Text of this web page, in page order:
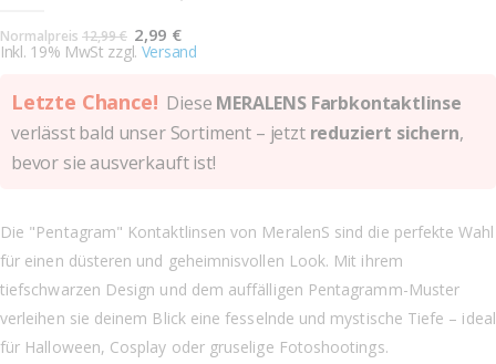
Normalpreis 12,99 € Sonderangebot
2,99 €
Inkl. 19% MwSt zzgl. Versand
Letzte Chance! Diese MERALENS Farbkontaktlinse
verlässt bald unser Sortiment – jetzt reduziert sichern,
bevor sie ausverkauft ist!
Die "Pentagram" Kontaktlinsen von MeralenS sind die perfekte Wahl
für einen düsteren und geheimnisvollen Look. Mit ihrem
tiefschwarzen Design und dem auffälligen Pentagramm-Muster
verleihen sie deinem Blick eine fesselnde und mystische Tiefe – ideal
für Halloween, Cosplay oder gruselige Fotoshootings.